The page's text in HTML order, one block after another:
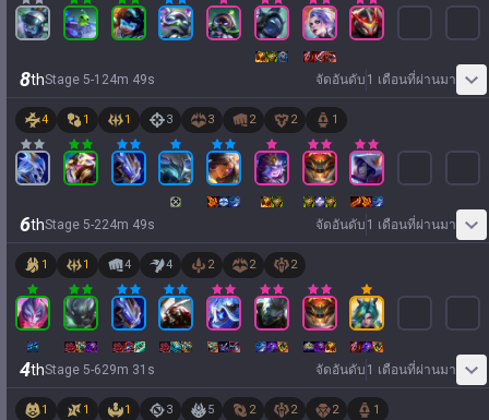
8thStage 5-1 24m 49s จัดอันดับ 1 เดือนที่ผ่านมา
4 1 1 3 3 2 2 1
6thStage 5-224m 49s จัดอันดับ 1 เดือนที่ผ่านมา
1 1 4 4 2 2 2
4thStage 5-629m 31 s จัดอันดับ 1 เดือนที่ผ่านมา
1 1 1 3 5 2 2 2 1